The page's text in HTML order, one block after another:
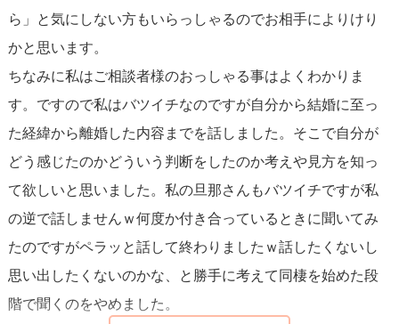
ら」と気にしない方もいらっしゃるのでお相手によりけり
かと思います。
ちなみに私はご相談者様のおっしゃる事はよくわかりま
す。ですので私はバツイチなのですが自分から結婚に至っ
た経緯から離婚した内容までを話しました。そこで自分が
どう感じたのかどういう判断をしたのか考えや見方を知っ
て欲しいと思いました。私の旦那さんもバツイチですが私
の逆で話しませんｗ何度か付き合っているときに聞いてみ
たのですがペラッと話して終わりましたｗ話したくないし
思い出したくないのかな、と勝手に考えて同棲を始めた段
階で聞くのをやめました。